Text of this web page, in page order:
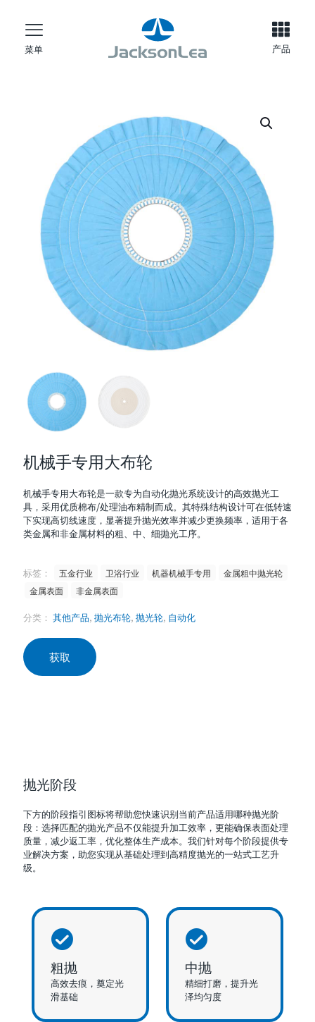
菜单 产品
机械手专用大布轮
机械手专用大布轮是一款专为自动化抛光系统设计的高效抛光工
具，采用优质棉布/处理油布精制而成。其特殊结构设计可在低转速
下实现高切线速度，显著提升抛光效率并减少更换频率，适用于各
类金属和非金属材料的粗、中、细抛光工序。
标签： 五金行业 卫浴行业 机器机械手专用
金属粗中抛光轮
金属表面
非金属表面
分类： 其他产品, 抛光布轮, 抛光轮, 自动化
获取
抛光阶段
下方的阶段指引图标将帮助您快速识别当前产品适用哪种抛光阶
段：选择匹配的抛光产品不仅能提升加工效率，更能确保表面处理
质量，减少返工率，优化整体生产成本。我们针对每个阶段提供专
业解决方案，助您实现从基础处理到高精度抛光的一站式工艺升
级。
粗抛
高效去痕，奠定光
滑基础
中抛
精细打磨，提升光
泽均匀度